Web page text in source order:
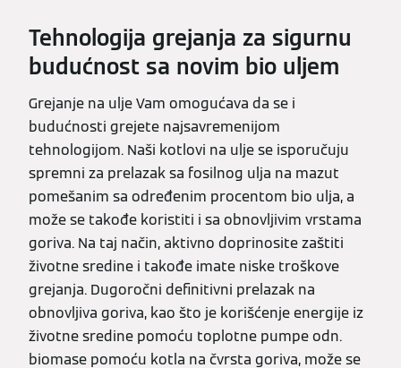
Tehnologija grejanja za sigurnu
budućnost sa novim bio uljem
Grejanje na ulje Vam omogućava da se i
budućnosti grejete najsavremenijom
tehnologijom. Naši kotlovi na ulje se isporučuju
spremni za prelazak sa fosilnog ulja na mazut
pomešanim sa određenim procentom bio ulja, a
može se takođe koristiti i sa obnovljivim vrstama
goriva. Na taj način, aktivno doprinosite zaštiti
životne sredine i takođe imate niske troškove
grejanja. Dugoročni definitivni prelazak na
obnovljiva goriva, kao što je korišćenje energije iz
životne sredine pomoću toplotne pumpe odn.
biomase pomoću kotla na čvrsta goriva, može se